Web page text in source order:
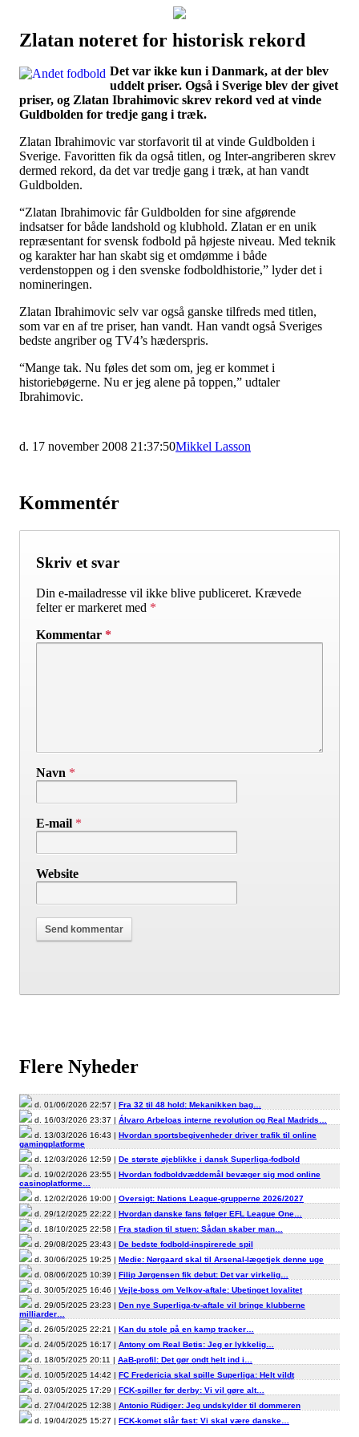
Наши партнеры
лучшие займы
Zlatan noteret for historisk rekord
Det var ikke kun i Danmark, at der blev
uddelt priser. Også i Sverige blev der givet
priser, og Zlatan Ibrahimovic skrev rekord ved at vinde
Guldbolden for tredje gang i træk.
Zlatan Ibrahimovic var storfavorit til at vinde Guldbolden i
Sverige. Favoritten fik da også titlen, og Inter-angriberen skrev
dermed rekord, da det var tredje gang i træk, at han vandt
Guldbolden.
“Zlatan Ibrahimovic får Guldbolden for sine afgørende
indsatser for både landshold og klubhold. Zlatan er en unik
repræsentant for svensk fodbold på højeste niveau. Med teknik
og karakter har han skabt sig et omdømme i både
verdenstoppen og i den svenske fodboldhistorie,” lyder det i
nomineringen.
Zlatan Ibrahimovic selv var også ganske tilfreds med titlen,
som var en af tre priser, han vandt. Han vandt også Sveriges
bedste angriber og TV4’s hæderspris.
“Mange tak. Nu føles det som om, jeg er kommet i
historiebøgerne. Nu er jeg alene på toppen,” udtaler
Ibrahimovic.
d. 17 november 2008 21:37:50Mikkel Lasson
Kommentér
Skriv et svar
Din e-mailadresse vil ikke blive publiceret. Krævede
felter er markeret med *
Kommentar *
Navn *
E-mail *
Website
Flere Nyheder
d. 01/06/2026 22:57 | Fra 32 til 48 hold: Mekanikken bag…
d. 16/03/2026 23:37 | Álvaro Arbeloas interne revolution og Real Madrids…
d. 13/03/2026 16:43 | Hvordan sportsbegivenheder driver trafik til online
gamingplatforme
d. 12/03/2026 12:59 | De største øjeblikke i dansk Superliga-fodbold
d. 19/02/2026 23:55 | Hvordan fodboldvæddemål bevæger sig mod online
casinoplatforme…
d. 12/02/2026 19:00 | Oversigt: Nations League-grupperne 2026/2027
d. 29/12/2025 22:22 | Hvordan danske fans følger EFL League One…
d. 18/10/2025 22:58 | Fra stadion til stuen: Sådan skaber man…
d. 29/08/2025 23:43 | De bedste fodbold-inspirerede spil
d. 30/06/2025 19:25 | Medie: Nørgaard skal til Arsenal-lægetjek denne uge
d. 08/06/2025 10:39 | Filip Jørgensen fik debut: Det var virkelig…
d. 30/05/2025 16:46 | Vejle-boss om Velkov-aftale: Ubetinget loyalitet
d. 29/05/2025 23:23 | Den nye Superliga-tv-aftale vil bringe klubberne
milliarder…
d. 26/05/2025 22:21 | Kan du stole på en kamp tracker…
d. 24/05/2025 16:17 | Antony om Real Betis: Jeg er lykkelig…
d. 18/05/2025 20:11 | AaB-profil: Det gør ondt helt ind i…
d. 10/05/2025 14:42 | FC Fredericia skal spille Superliga: Helt vildt
d. 03/05/2025 17:29 | FCK-spiller før derby: Vi vil gøre alt…
d. 27/04/2025 12:38 | Antonio Rüdiger: Jeg undskylder til dommeren
d. 19/04/2025 15:27 | FCK-komet slår fast: Vi skal være danske…